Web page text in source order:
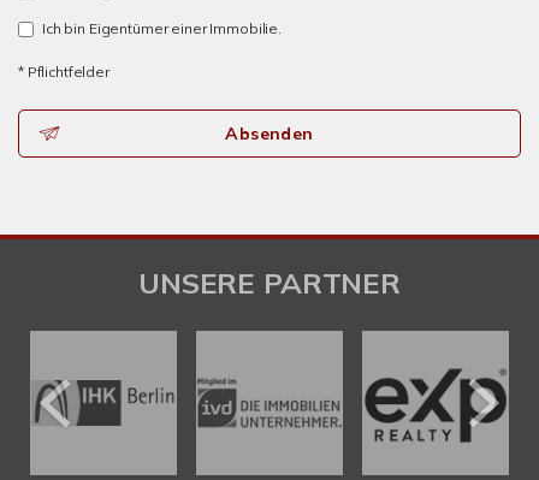
Ich bin Eigentümer einer Immobilie.
* Pflichtfelder
Absenden
UNSERE PARTNER